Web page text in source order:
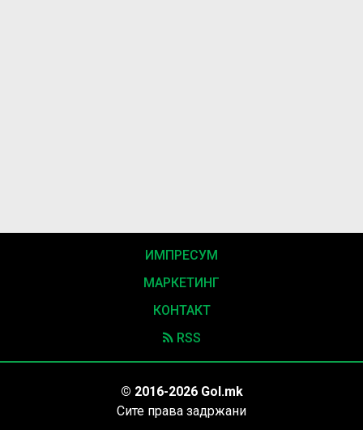
ИМПРЕСУМ
МАРКЕТИНГ
КОНТАКТ
RSS
© 2016-2026 Gol.mk
Сите права задржани